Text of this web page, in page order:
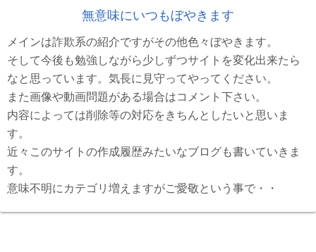
無意味にいつもぼやきます
メインは詐欺系の紹介ですがその他色々ぼやきます。
そして今後も勉強しながら少しずつサイトを変化出来たら
なと思っています。気長に見守ってやってください。
また画像や動画問題がある場合はコメント下さい。
内容によっては削除等の対応をきちんとしたいと思いま
す。
近々このサイトの作成履歴みたいなブログも書いていきま
す。
意味不明にカテゴリ増えますがご愛敬という事で・・